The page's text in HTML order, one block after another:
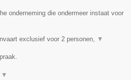
onderneming die ondermeer instaat voor
exclusief voor 2 personen, ▼
▼